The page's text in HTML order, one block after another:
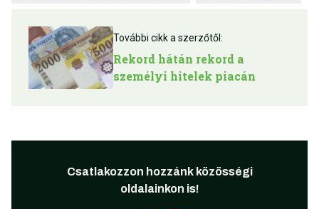
További cikk a szerzőtől:
Rekord hátán rekord a
személyi hitelek piacán
Csatlakozzon hozzánk közösségi
oldalainkon is!